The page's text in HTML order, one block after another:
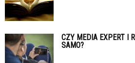
CZY MEDIA EXPERT I
SAMO?